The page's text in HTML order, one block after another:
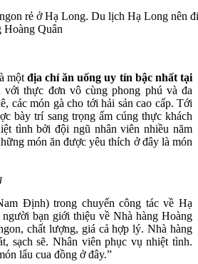
Hoàng Quân
một địa chỉ ăn uống uy tín bậc nhất tại
với thực đơn vô cùng phong phú và đa
các món gà cho tới hải sản cao cấp. Tới
bày trí sang trọng ấm cúng thực khách
tình bởi đội ngũ nhân viên nhiều năm
món ăn được yêu thích ở đây là món
Định) trong chuyến công tác về Hạ
bạn giới thiệu về Nhà hàng Hoàng
chất lượng, giá cả hợp lý. Nhà hàng
sạch sẽ. Nhân viên phục vụ nhiệt tình.
lẩu cua đồng ở đây.”